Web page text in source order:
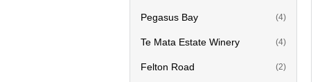
Pegasus Bay (4)
Te Mata Estate Winery (4)
Felton Road (2)